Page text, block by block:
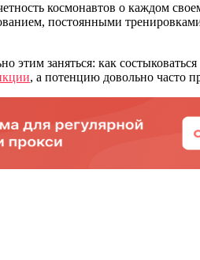
космонавтов о каждом
постоянными
этим заняться: как
, а потенцию довольно часто